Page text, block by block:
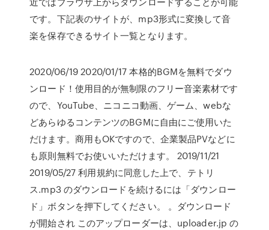
です。下記表のサイトが、mp3形式に変換して音
楽を保存できるサイト一覧となります。
2020/06/19 2020/01/17 本格的BGMを無料でダウ
ンロード！使用目的が無制限のフリー音楽素材です
ので、YouTube、ニコニコ動画、ゲーム、webな
どあらゆるコンテンツのBGMに自由にご使用いた
だけます。商用もOKですので、企業製品PVなどに
も原則無料でお使いいただけます。 2019/11/21
2019/05/27 利用規約に同意した上で、テトリ
ス.mp3 のダウンロードを続けるには「ダウンロー
ド」ボタンを押下してください。 。ダウンロード
が開始され このアップローダーは、uploader.jp の